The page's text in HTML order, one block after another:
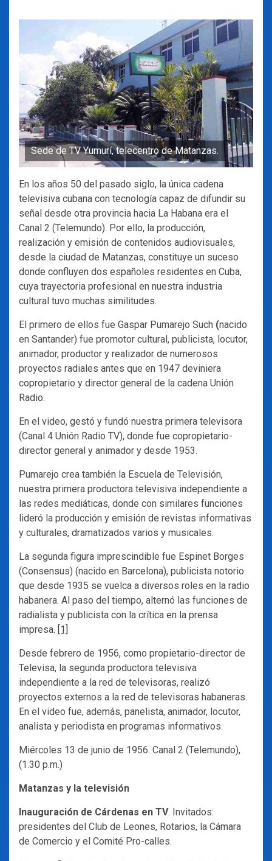
Sede de TV Yumurí, telecentro de Matanzas.
En los años 50 del pasado siglo, la única cadena
televisiva cubana con tecnología capaz de difundir su
señal desde otra provincia hacia La Habana era el
Canal 2 (Telemundo). Por ello, la producción,
realización y emisión de contenidos audiovisuales,
desde la ciudad de Matanzas, constituye un suceso
donde confluyen dos españoles residentes en Cuba,
cuya trayectoria profesional en nuestra industria
cultural tuvo muchas similitudes.
El primero de ellos fue Gaspar Pumarejo Such (nacido
en Santander) fue promotor cultural, publicista, locutor,
animador, productor y realizador de numerosos
proyectos radiales antes que en 1947 deviniera
copropietario y director general de la cadena Unión
Radio.
En el video, gestó y fundó nuestra primera televisora
(Canal 4 Unión Radio TV), donde fue copropietario-
director general y animador y desde 1953.
Pumarejo crea también la Escuela de Televisión,
nuestra primera productora televisiva independiente a
las redes mediáticas, donde con similares funciones
lideró la producción y emisión de revistas informativas
y culturales, dramatizados varios y musicales.
La segunda figura imprescindible fue Espinet Borges
(Consensus) (nacido en Barcelona), publicista notorio
que desde 1935 se vuelca a diversos roles en la radio
habanera. Al paso del tiempo, alternó las funciones de
radialista y publicista con la crítica en la prensa
impresa. [1]
Desde febrero de 1956, como propietario-director de
Televisa, la segunda productora televisiva
independiente a la red de televisoras, realizó
proyectos externos a la red de televisoras habaneras.
En el video fue, además, panelista, animador, locutor,
analista y periodista en programas informativos.
Miércoles 13 de junio de 1956. Canal 2 (Telemundo),
(1.30 p.m.)
Matanzas y la televisión
Inauguración de Cárdenas en TV. Invitados:
presidentes del Club de Leones, Rotarios, la Cámara
de Comercio y el Comité Pro-calles.